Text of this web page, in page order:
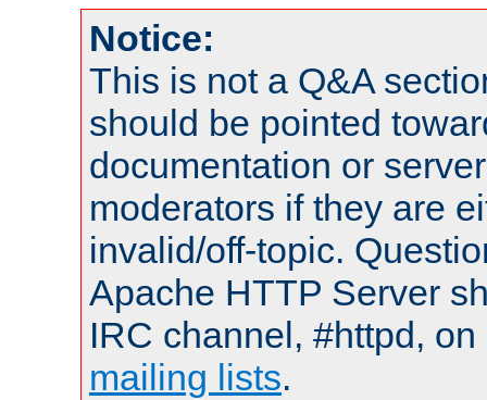
Notice:
This is not a Q&A
should be pointed
documentation or
moderators if they are
invalid/off-topic.
Apache HTTP Server
IRC channel, #httpd,
mailing lists.